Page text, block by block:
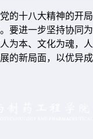
的十八大精神的开局
要进一步坚持协同为
为本、文化为魂，人
的新局面，以优异成